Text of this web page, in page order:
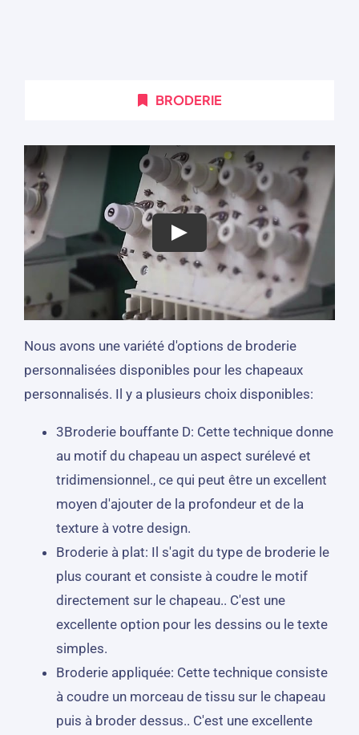
BRODERIE
Nous avons une variété d'options de broderie
personnalisées disponibles pour les chapeaux
personnalisés. Il y a plusieurs choix disponibles:
3Broderie bouffante D: Cette technique donne
au motif du chapeau un aspect surélevé et
tridimensionnel., ce qui peut être un excellent
moyen d'ajouter de la profondeur et de la
texture à votre design.
Broderie à plat: Il s'agit du type de broderie le
plus courant et consiste à coudre le motif
directement sur le chapeau.. C'est une
excellente option pour les dessins ou le texte
simples.
Broderie appliquée: Cette technique consiste
à coudre un morceau de tissu sur le chapeau
puis à broder dessus.. C'est une excellente